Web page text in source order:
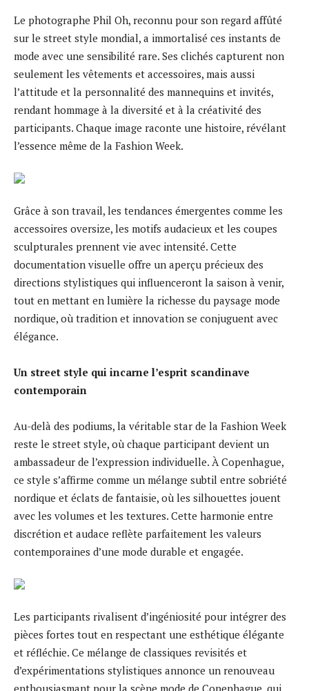
Le photographe Phil Oh, reconnu pour son regard affûté
sur le street style mondial, a immortalisé ces instants de
mode avec une sensibilité rare. Ses clichés capturent non
seulement les vêtements et accessoires, mais aussi
l’attitude et la personnalité des mannequins et invités,
rendant hommage à la diversité et à la créativité des
participants. Chaque image raconte une histoire, révélant
l’essence même de la Fashion Week.
Grâce à son travail, les tendances émergentes comme les
accessoires oversize, les motifs audacieux et les coupes
sculpturales prennent vie avec intensité. Cette
documentation visuelle offre un aperçu précieux des
directions stylistiques qui influenceront la saison à venir,
tout en mettant en lumière la richesse du paysage mode
nordique, où tradition et innovation se conjuguent avec
élégance.
Un street style qui incarne l’esprit scandinave
contemporain
Au-delà des podiums, la véritable star de la Fashion Week
reste le street style, où chaque participant devient un
ambassadeur de l’expression individuelle. À Copenhague,
ce style s’affirme comme un mélange subtil entre sobriété
nordique et éclats de fantaisie, où les silhouettes jouent
avec les volumes et les textures. Cette harmonie entre
discrétion et audace reflète parfaitement les valeurs
contemporaines d’une mode durable et engagée.
Les participants rivalisent d’ingéniosité pour intégrer des
pièces fortes tout en respectant une esthétique élégante
et réfléchie. Ce mélange de classiques revisités et
d’expérimentations stylistiques annonce un renouveau
enthousiasmant pour la scène mode de Copenhague, qui